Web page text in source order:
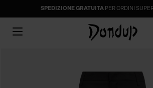
SPEDIZIONE GRATUITAPER ORDINI